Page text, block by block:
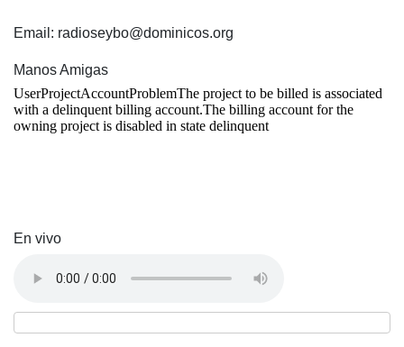
Email: radioseybo@dominicos.org
Manos Amigas
En vivo